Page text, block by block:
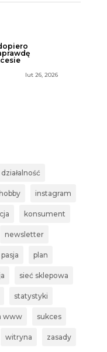
lut 26, 2026
działalność
instagram
konsument
newsletter
pasja plan
sieć sklepowa
statystyki
www sukces
witryna zasady